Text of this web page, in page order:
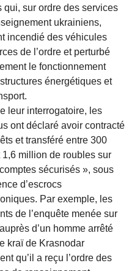
qui, sur ordre des services
ukrainiens,
incendié des véhicules
de l’ordre et perturbé
le fonctionnement
énergétiques et
leur interrogatoire, les
ont déclaré avoir contracté
et transféré entre 300
1,6 million de roubles sur
sécurisés », sous
d’escrocs
Par exemple, les
de l’enquête menée sur
d’un homme arrêté
kraï de Krasnodar
qu’il a reçu l’ordre des